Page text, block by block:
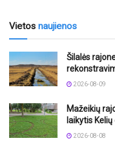
Vietos naujienos
Šilalės
2026-08-09
Mažeikių
laikytis
2026-08-08